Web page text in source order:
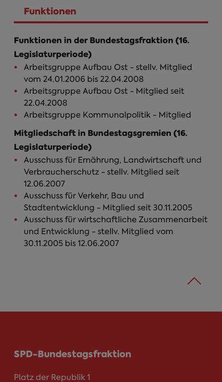
Funktionen
Funktionen in der Bundestagsfraktion (16.
Legislaturperiode)
Arbeitsgruppe Aufbau Ost - stellv. Mitglied
vom 24.01.2006 bis 22.04.2008
Arbeitsgruppe Aufbau Ost - Mitglied seit
22.04.2008
Arbeitsgruppe Kommunalpolitik - Mitglied
Mitgliedschaft in Bundestagsgremien (16.
Legislaturperiode)
Ausschuss für Ernährung, Landwirtschaft und
Verbraucherschutz - stellv. Mitglied seit
12.06.2007
Ausschuss für Verkehr, Bau und
Stadtentwicklung - Mitglied seit 30.11.2005
Ausschuss für wirtschaftliche Zusammenarbeit
und Entwicklung - stellv. Mitglied vom
30.11.2005 bis 12.06.2007
SPD-Bundestagsfraktion
Platz der Republik 1